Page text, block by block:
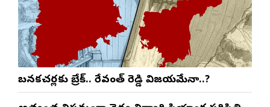
బనకచర్లకు బ్రేక్.. రేవంత్ రెడ్డి విజయమేనా..?